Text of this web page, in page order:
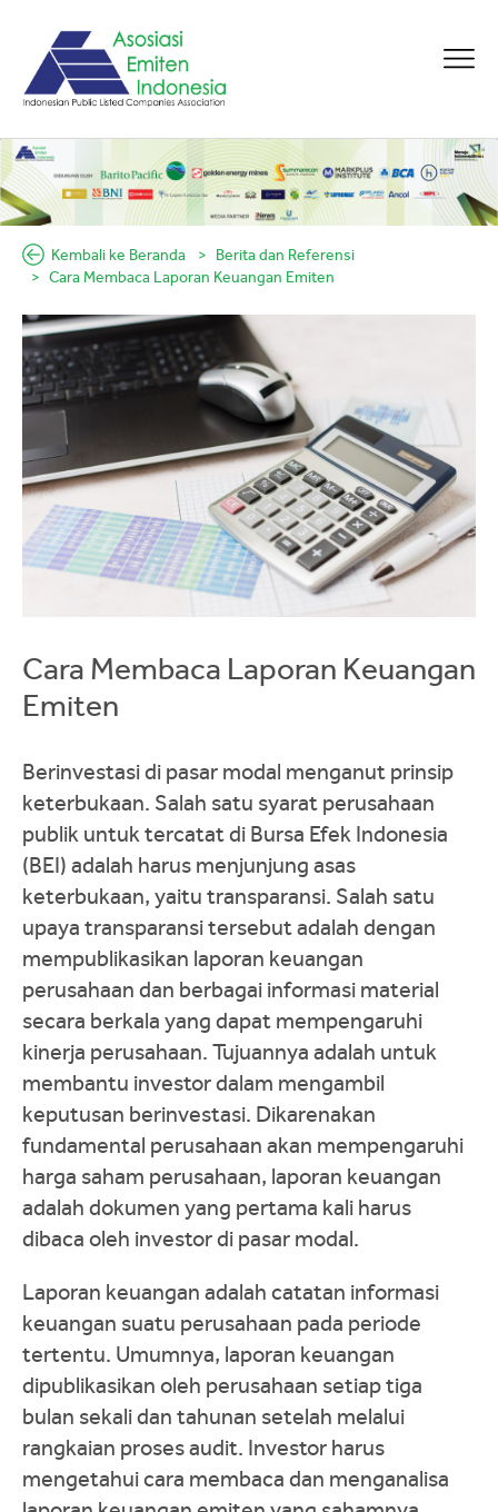
Kembali ke Beranda
Berita dan Referensi
Cara Membaca Laporan Keuangan Emiten
Cara Membaca Laporan Keuangan
Emiten
Berinvestasi di pasar modal menganut prinsip
keterbukaan. Salah satu syarat perusahaan
publik untuk tercatat di Bursa Efek Indonesia
(BEI) adalah harus menjunjung asas
keterbukaan, yaitu transparansi. Salah satu
upaya transparansi tersebut adalah dengan
mempublikasikan laporan keuangan
perusahaan dan berbagai informasi material
secara berkala yang dapat mempengaruhi
kinerja perusahaan. Tujuannya adalah untuk
membantu investor dalam mengambil
keputusan berinvestasi. Dikarenakan
fundamental perusahaan akan mempengaruhi
harga saham perusahaan, laporan keuangan
adalah dokumen yang pertama kali harus
dibaca oleh investor di pasar modal.
Laporan keuangan adalah catatan informasi
keuangan suatu perusahaan pada periode
tertentu. Umumnya, laporan keuangan
dipublikasikan oleh perusahaan setiap tiga
bulan sekali dan tahunan setelah melalui
rangkaian proses audit. Investor harus
mengetahui cara membaca dan menganalisa